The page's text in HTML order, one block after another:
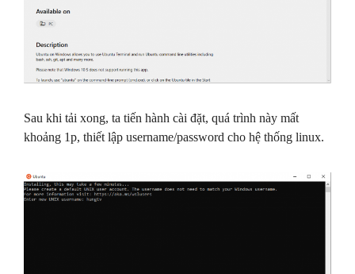
Sau khi tải xong, ta tiến hành cài đặt, quá trình này mất
khoảng 1p, thiết lập username/password cho hệ thống linux.